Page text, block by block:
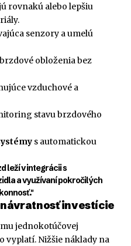
rovnakú alebo lepšiu
senzory a umelú
obloženia bez
vzduchové a
stavu brzdového
s automatickou
leží v integrácii s
a využívaní pokročilých
návratnosť investície
jednokotúčovej
vyplatí. Nižšie náklady na